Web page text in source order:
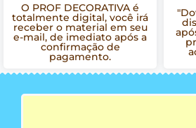
O PROF DECORATIVA é
totalmente digital, você irá
receber o material em seu
e-mail, de imediato após a
confirmação de
pagamento.